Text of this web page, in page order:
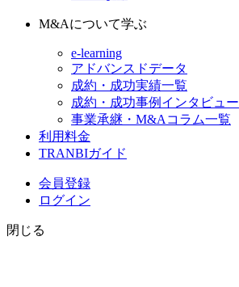
M&Aについて学ぶ
e-learning
アドバンスドデータ
成約・成功実績一覧
成約・成功事例インタビュー
事業承継・M&Aコラム一覧
利用料金
TRANBIガイド
会員登録
ログイン
閉じる